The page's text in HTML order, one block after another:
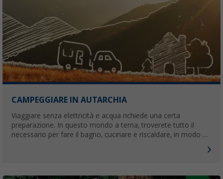
CAMPEGGIARE IN AUTARCHIA
Viaggiare senza elettricità e acqua richiede una certa
preparazione. In questo mondo a tema, troverete tutto il
necessario per fare il bagno, cucinare e riscaldare, in modo da